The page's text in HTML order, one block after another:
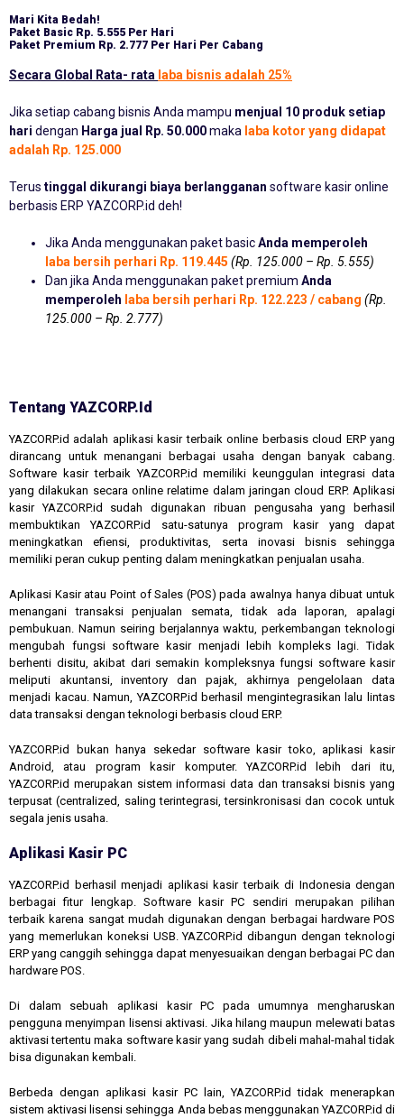
Mari Kita Bedah!
Paket Basic Rp. 5.555 Per Hari
Paket Premium Rp. 2.777 Per Hari Per Cabang
Secara Global Rata- rata laba bisnis adalah 25%
Jika setiap cabang bisnis Anda mampu menjual 10 produk setiap
hari dengan Harga jual Rp. 50.000maka laba kotor yang didapat
adalah Rp. 125.000
Terus tinggal dikurangi biaya berlangganan software kasir online
berbasis ERP YAZCORP.id deh!
Jika Anda menggunakan paket basicAnda memperoleh
laba bersih perhari Rp. 119.445 (Rp. 125.000 – Rp. 5.555)
Dan jika Anda menggunakan paket premium Anda
memperoleh laba bersih perhari Rp. 122.223 / cabang (Rp.
125.000 – Rp. 2.777)
Tentang YAZCORP.id
YAZCORP.id adalah aplikasi kasir terbaik online berbasis cloud ERP yang
dirancang untuk menangani berbagai usaha dengan banyak cabang.
Software kasir terbaik YAZCORP.id memiliki keunggulan integrasi data
yang dilakukan secara online relatime dalam jaringan cloud ERP. Aplikasi
kasir YAZCORP.id sudah digunakan ribuan pengusaha yang berhasil
membuktikan YAZCORP.id satu-satunya program kasir yang dapat
meningkatkan efiensi, produktivitas, serta inovasi bisnis sehingga
memiliki peran cukup penting dalam meningkatkan penjualan usaha.
Aplikasi Kasir atau Point of Sales (POS) pada awalnya hanya dibuat untuk
menangani transaksi penjualan semata, tidak ada laporan, apalagi
pembukuan. Namun seiring berjalannya waktu, perkembangan teknologi
mengubah fungsi software kasir menjadi lebih kompleks lagi. Tidak
berhenti disitu, akibat dari semakin kompleksnya fungsi software kasir
meliputi akuntansi, inventory dan pajak, akhirnya pengelolaan data
menjadi kacau. Namun, YAZCORP.id berhasil mengintegrasikan lalu lintas
data transaksi dengan teknologi berbasis cloud ERP.
YAZCORP.id bukan hanya sekedar software kasir toko, aplikasi kasir
Android, atau program kasir komputer. YAZCORP.id lebih dari itu,
YAZCORP.id merupakan sistem informasi data dan transaksi bisnis yang
terpusat (centralized, saling terintegrasi, tersinkronisasi dan cocok untuk
segala jenis usaha.
Aplikasi Kasir PC
YAZCORP.id berhasil menjadi aplikasi kasir terbaik di Indonesia dengan
berbagai fitur lengkap. Software kasir PC sendiri merupakan pilihan
terbaik karena sangat mudah digunakan dengan berbagai hardware POS
yang memerlukan koneksi USB. YAZCORP.id dibangun dengan teknologi
ERP yang canggih sehingga dapat menyesuaikan dengan berbagai PC dan
hardware POS.
Di dalam sebuah aplikasi kasir PC pada umumnya mengharuskan
pengguna menyimpan lisensi aktivasi. Jika hilang maupun melewati batas
aktivasi tertentu maka software kasir yang sudah dibeli mahal-mahal tidak
bisa digunakan kembali.
Berbeda dengan aplikasi kasir PC lain, YAZCORP.id tidak menerapkan
sistem aktivasi lisensi sehingga Anda bebas menggunakan YAZCORP.id di